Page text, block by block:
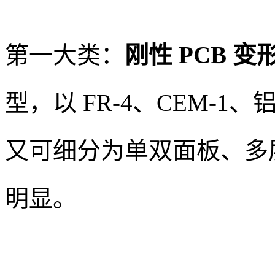
第一大类：
刚性 PCB 变
型，以 FR-4、CEM-1、
又可细分为单双面板、
明显。